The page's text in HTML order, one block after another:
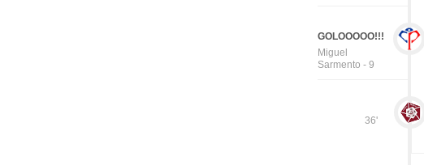
GOLOOOOO!!!
Miguel
Sarmento - 9
36'